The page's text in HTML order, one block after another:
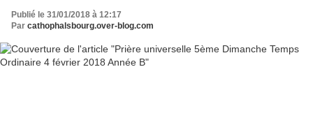
Publié le 31/01/2018 à 12:17
Par cathophalsbourg.over-blog.com